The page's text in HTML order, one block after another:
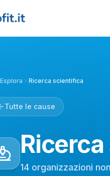
Esplora Ricerca scientifica
Tutte le cause
14 organizzazioni